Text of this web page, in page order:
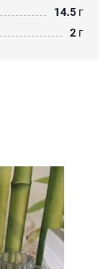
14.5 г
2 г